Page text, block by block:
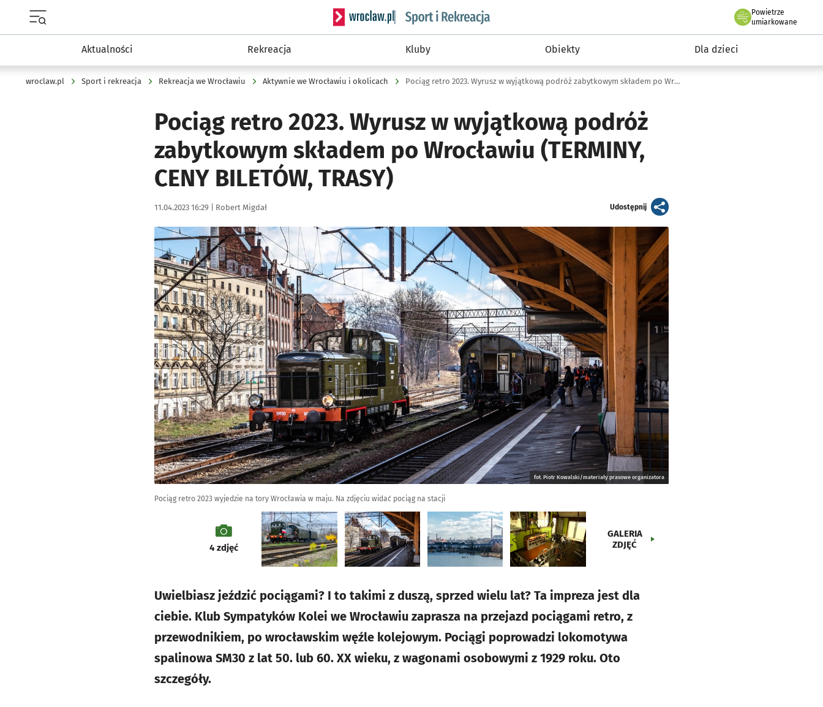
Serwis informacyjny wroclaw.pl podserwis: Sport i rekreacja
Powietrze
we Wrocławiu
umiarkowane
Aktualności Rekreacja Kluby Obiekty Dla dzieci
wroclaw.pl Sport i rekreacja Rekreacja we Wrocławiu Aktywnie we Wrocławiu i okolicach Pociąg retro 2023. Wyrusz w wyjątkową podróż zabytkowym składem po Wrocławiu (TERMINY, CENY BILETÓW, TRASY)
Pociąg retro 2023. Wyrusz w wyjątkową podróż
zabytkowym składem po Wrocławiu (TERMINY,
CENY BILETÓW, TRASY)
Data publikacji:
11.04.2023 16:29 | Autor:
Robert Migdał Udostępnijartykuł
Kliknij, aby zobaczyć galerię
fot. Piotr Kowalski/materiały prasowe organizatora
Pociąg retro 2023 wyjedzie na tory Wrocławia w maju. Na zdjęciu widać pociąg na stacji
galeria
4zdjęć
GALERIA
ZDJĘĆ
Uwielbiasz jeździć pociągami? I to takimi z duszą, sprzed wielu lat? Ta impreza jest dla
ciebie. Klub Sympatyków Kolei we Wrocławiu zaprasza na przejazd pociągami retro, z
przewodnikiem, po wrocławskim węźle kolejowym. Pociągi poprowadzi lokomotywa
spalinowa SM30 z lat 50. lub 60. XX wieku, z wagonami osobowymi z 1929 roku. Oto
szczegóły.